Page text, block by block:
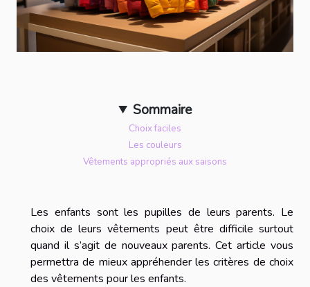
Sommaire
Choix faciles
Les couleurs
Vêtements appropriés aux saisons
Les enfants sont les pupilles de leurs parents. Le
choix de leurs vêtements peut être difficile surtout
quand il s’agit de nouveaux parents. Cet article vous
permettra de mieux appréhender les critères de choix
des vêtements pour les enfants.